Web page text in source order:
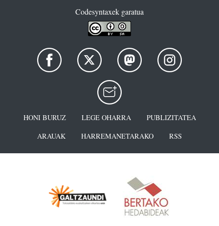
Codesyntaxek garatua
HONI BURUZ LEGE OHARRA
PUBLIZITATEA
ARAUAK
HARREMANETARAKO RSS